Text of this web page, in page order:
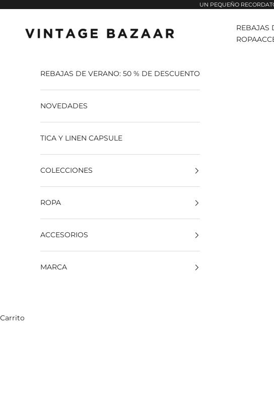
UN PEQUEÑO
Vintage Bazaar
REBAJAS
ROPA
REBAJAS DE VERANO: 50 % DE DESCUENTO
NOVEDADES
TICA Y LINEN CAPSULE
COLECCIONES
ROPA
ACCESORIOS
MARCA
Carrito